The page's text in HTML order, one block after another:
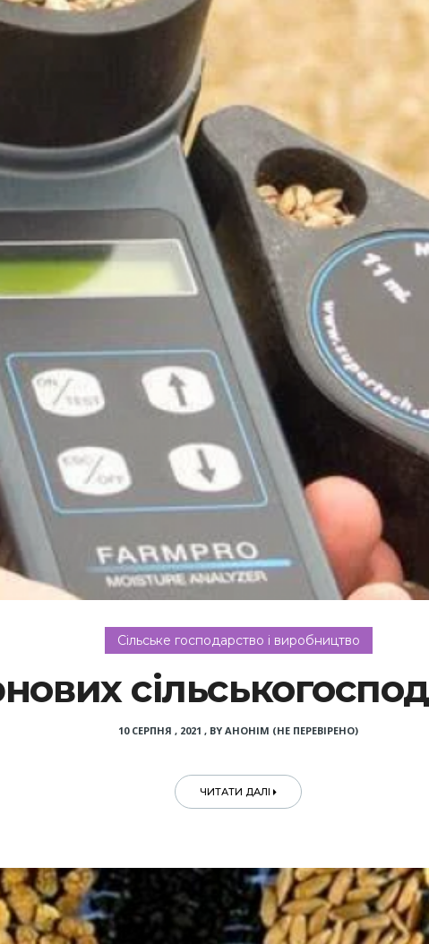
Сільське господарство і виробництво
10 СЕРПНЯ , 2021 , BY АНОНІМ (НЕ ПЕРЕВІРЕНО)
ЧИТАТИ ДАЛІ